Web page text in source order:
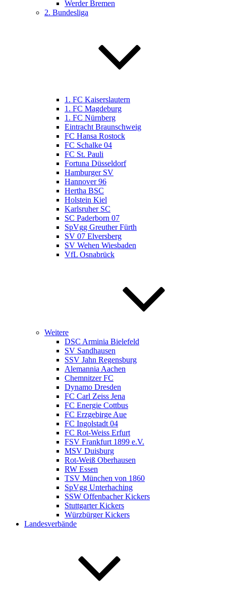
Werder Bremen
2. Bundesliga
1. FC Kaiserslautern
1. FC Magdeburg
1. FC Nürnberg
Eintracht Braunschweig
FC Hansa Rostock
FC Schalke 04
FC St. Pauli
Fortuna Düsseldorf
Hamburger SV
Hannover 96
Hertha BSC
Holstein Kiel
Karlsruher SC
SC Paderborn 07
SpVgg Greuther Fürth
SV 07 Elversberg
SV Wehen Wiesbaden
VfL Osnabrück
Weitere
DSC Arminia Bielefeld
SV Sandhausen
SSV Jahn Regensburg
Alemannia Aachen
Chemnitzer FC
Dynamo Dresden
FC Carl Zeiss Jena
FC Energie Cottbus
FC Erzgebirge Aue
FC Ingolstadt 04
FC Rot-Weiss Erfurt
FSV Frankfurt 1899 e.V.
MSV Duisburg
Rot-Weiß Oberhausen
RW Essen
TSV München von 1860
SpVgg Unterhaching
SSW Offenbacher Kickers
Stuttgarter Kickers
Würzbürger Kickers
Landesverbände